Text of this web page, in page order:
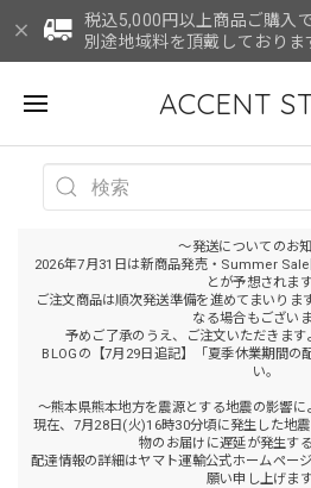
税込5,000円以上商品ご購入
別途地域料を頂戴しておりま
ACCENT
～発送についてのお
2026年7月31日は新商品発売・Summer
とが予想されます
ご注文商品は順次発送準備を進めてまいり
なる場合もございま
予めご了承のうえ、ご注文いただきます
BLOGの【7月29日追記】「夏季休業期間の
い。
～熊本県熊本地方を震源とする地震の影響
現在、7月28日(火)16時30分頃に発生した地
物のお届けに遅延が発生す
配達情報の詳細はヤマト運輸公式ホームペー
願い申し上げます